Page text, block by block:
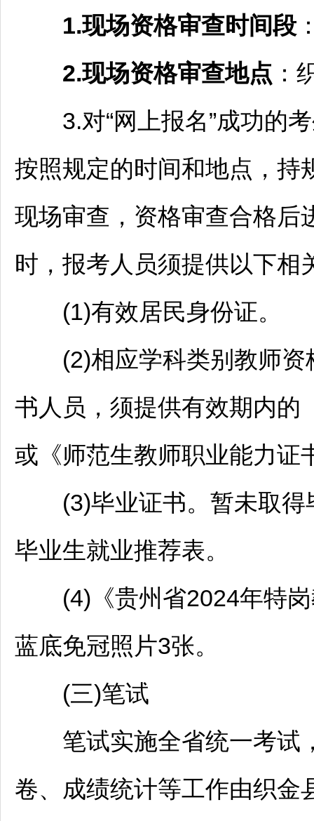
1.现场资格审查时间段
2.现场资格审查地点 ：
3.对“网上报名”成功的考
按照规定的时间和地点，持
现场审查，资格审查合格后
时，报考人员须提供以下相
(1)有效居民身份证。
(2)相应学科类别 教师资
书人员，须提供有效期内的
或《师范生教师职业能力证
(3)毕业证书。暂未取得
毕业生就业推荐表。
(4)《贵州省2024年特岗
蓝底免冠照片3张。
(三)笔试
笔试实施全省统一考试
卷、成绩统计等工作由织金